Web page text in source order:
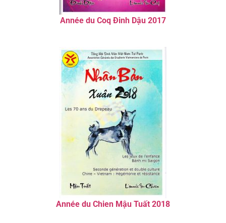
Année du Coq Đinh Dậu 2017
Année du Chien Mậu Tuất 2018